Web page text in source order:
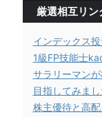
厳選相互リン
インデックス
1級FP技能士
サラリーマン
目指してみまし
株主優待と高